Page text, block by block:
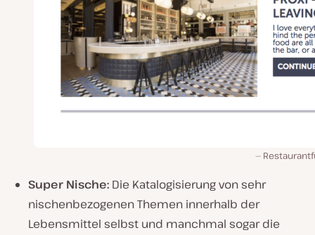
Super Nische: Die Katalogisierung von sehr
nischenbezogenen Themen innerhalb der
Lebensmittel selbst und manchmal sogar die